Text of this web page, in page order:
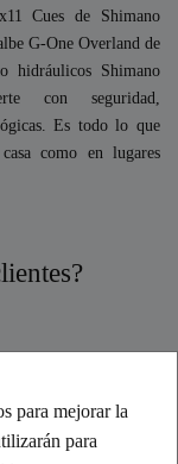
Cues de Shimano
G-One Overland de
hidráulicos Shimano
con seguridad,
Es todo lo que
como en lugares
para mejorar la
para